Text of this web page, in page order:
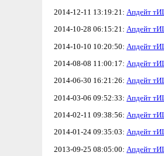
2014-12-11 13:19:21: Апдейт
2014-10-28 06:15:21: Апдейт
2014-10-10 10:20:50: Апдейт
2014-08-08 11:00:17: Апдейт
2014-06-30 16:21:26: Апдейт
2014-03-06 09:52:33: Апдейт
2014-02-11 09:38:56: Апдейт
2014-01-24 09:35:03: Апдейт
2013-09-25 08:05:00: Апдейт